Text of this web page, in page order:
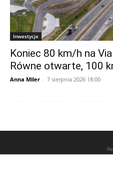
Inwestycje
Koniec 80 km/h na
Równe otwarte, 100
Anna Miler - 7 sierpnia 2026 18:00